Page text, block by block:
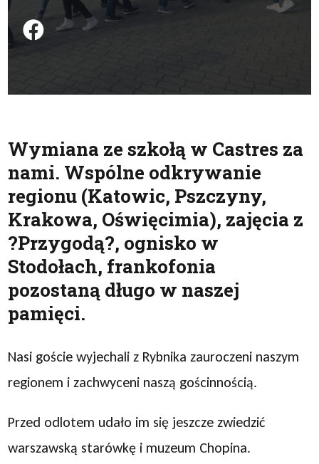
Podziel się na FB
Wymiana ze szkołą w Castres za
nami. Wspólne odkrywanie
regionu (Katowic, Pszczyny,
Krakowa, Oświęcimia), zajęcia z
?Przygodą?, ognisko w
Stodołach, frankofonia
pozostaną długo w naszej
pamięci.
Nasi goście wyjechali z Rybnika zauroczeni naszym
regionem i zachwyceni naszą gościnnością.
Przed odlotem udało im się jeszcze zwiedzić
warszawską starówkę i muzeum Chopina.